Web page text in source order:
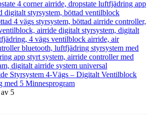
Styrsystem 4-Vägs – Digitalt Ventilblock
med 5 Minnesprogram
av 5